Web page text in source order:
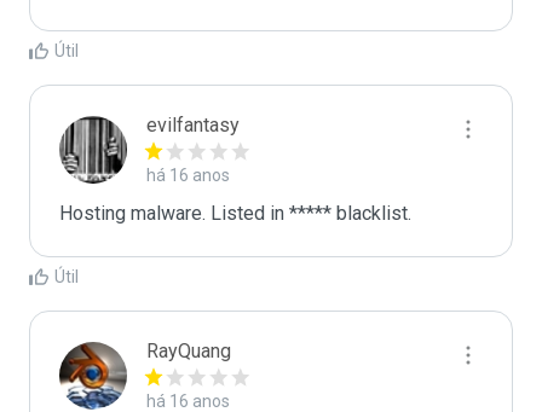
Útil
evilfantasy
há 16 anos
Hosting malware. Listed in ***** blacklist.
Útil
RayQuang
há 16 anos